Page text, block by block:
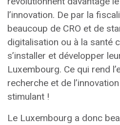
l’innovation. De par la
beaucoup de CRO et de
digitalisation ou à la santé
s’installer et développer
Luxembourg. Ce qui rend
recherche et de
stimulant !
Le Luxembourg a donc